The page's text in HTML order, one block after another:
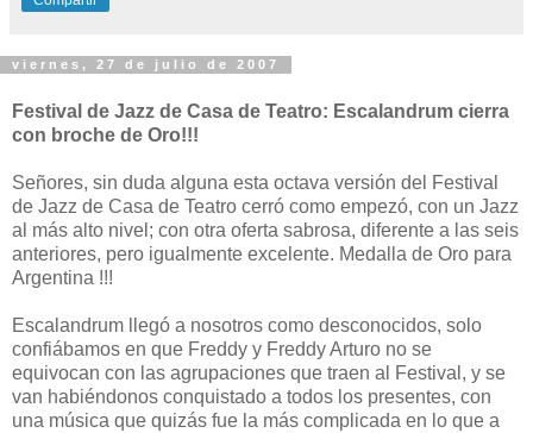
viernes, 27 de julio de 2007
Festival de Jazz de Casa de Teatro: Escalandrum cierra
con broche de Oro!!!
Señores, sin duda alguna esta octava versión del Festival
de Jazz de Casa de Teatro cerró como empezó, con un Jazz
al más alto nivel; con otra oferta sabrosa, diferente a las seis
anteriores, pero igualmente excelente. Medalla de Oro para
Argentina !!!
Escalandrum llegó a nosotros como desconocidos, solo
confiábamos en que Freddy y Freddy Arturo no se
equivocan con las agrupaciones que traen al Festival, y se
van habiéndonos conquistado a todos los presentes, con
una música que quizás fue la más complicada en lo que a